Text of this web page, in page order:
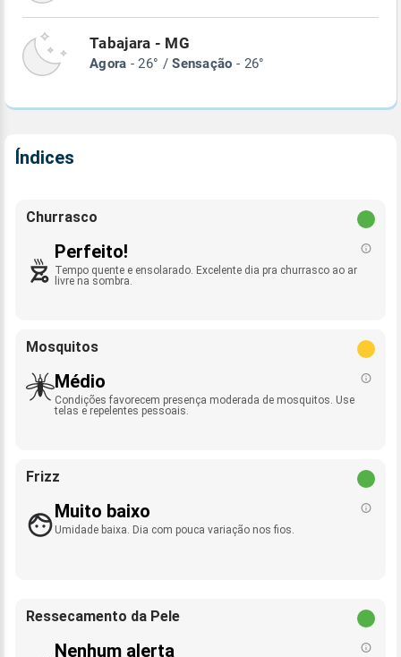
Tabajara - MG
Agora - 26° /Sensação - 26°
Índices
Churrasco
Perfeito!
Tempo quente e ensolarado. Excelente dia pra churrasco ao ar
livre na sombra.
Mosquitos
Médio
Condições favorecem presença moderada de mosquitos. Use
telas e repelentes pessoais.
Frizz
Muito baixo
Umidade baixa. Dia com pouca variação nos fios.
Ressecamento da Pele
Nenhum alerta